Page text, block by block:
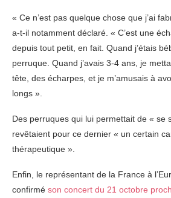
« Ce n’est pas quelque chose que j’ai
a-t-il notamment déclaré. « C’est une
depuis tout petit, en fait. Quand j’étais
perruque. Quand j’avais 3-4 ans, je
tête, des écharpes, et je m’amusais à
longs ».
Des perruques qui lui permettait de « se
revêtaient pour ce dernier « un certain
thérapeutique ».
Enfin, le représentant de la France à
confirmé son concert du 21 octobre